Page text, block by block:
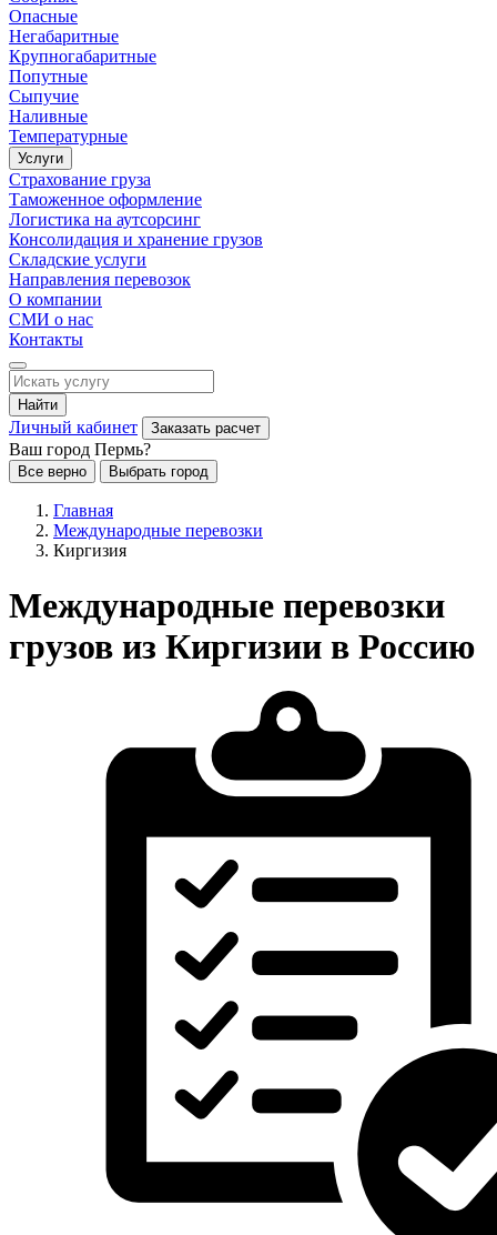
Опасные
Негабаритные
Крупногабаритные
Попутные
Сыпучие
Наливные
Температурные
Услуги
Страхование груза
Таможенное оформление
Логистика на аутсорсинг
Консолидация и хранение грузов
Складские услуги
Направления перевозок
О компании
СМИ о нас
Контакты
Найти
Личный кабинет Заказать расчет
Ваш город Пермь?
Все верно Выбрать город
Главная
Международные перевозки
Киргизия
Международные перевозки
грузов из Киргизии в Россию